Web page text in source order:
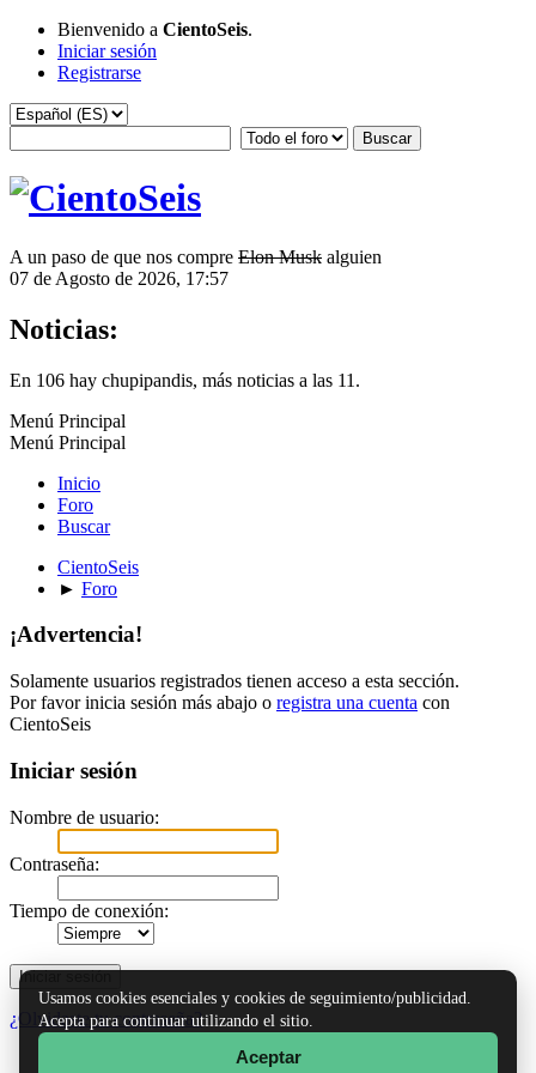
Bienvenido a CientoSeis.
Iniciar sesión
Registrarse
A un paso de que nos compre Elon Musk alguien
07 de Agosto de 2026, 17:57
Noticias:
En 106 hay chupipandis, más noticias a las 11.
Menú Principal
Menú Principal
Inicio
Foro
Buscar
CientoSeis
► Foro
¡Advertencia!
Solamente usuarios registrados tienen acceso a esta sección.
Por favor inicia sesión más abajo o registra una cuenta con
CientoSeis
Iniciar sesión
Nombre de usuario:
Contraseña:
Tiempo de conexión:
¿Olvidaste tu contraseña?
Usamos cookies esenciales y cookies de seguimiento/publicidad.
Acepta para continuar utilizando el sitio.
Aceptar
Reglas y Términos